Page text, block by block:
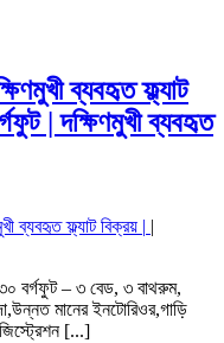
ব্যবহৃত ফ্ল্যাট
| দক্ষিণমুখী ব্যবহৃত
ব্যবহৃত ফ্ল্যাট বিক্রয় | |
মানের ইনটোরিওর,গাড়ি
[...]